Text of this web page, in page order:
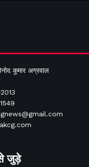
कुमार अग्रवाल
जुड़े